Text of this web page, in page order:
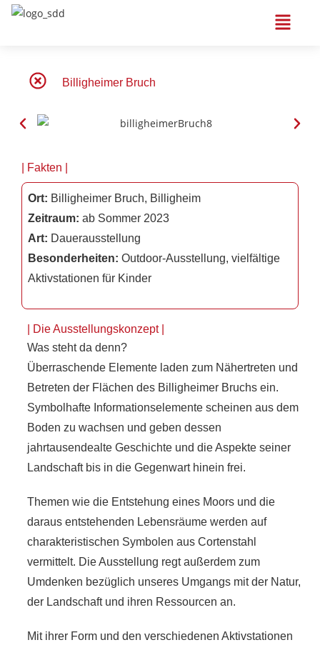
Billigheimer Bruch
| Fakten |
Ort: Billigheimer Bruch, Billigheim
Zeitraum:ab Sommer 2023
Art: Dauerausstellung
Besonderheiten: Outdoor-Ausstellung, vielfältige
Aktivstationen für Kinder
| Die Ausstellungskonzept |
Was steht da denn?
Überraschende Elemente laden zum Nähertreten und
Betreten der Flächen des Billigheimer Bruchs ein.
Symbolhafte Informationselemente scheinen aus dem
Boden zu wachsen und geben dessen
jahrtausendealte Geschichte und die Aspekte seiner
Landschaft bis in die Gegenwart hinein frei.
Themen wie die Entstehung eines Moors und die
daraus entstehenden Lebensräume werden auf
charakteristischen Symbolen aus Cortenstahl
vermittelt. Die Ausstellung regt außerdem zum
Umdenken bezüglich unseres Umgangs mit der Natur,
der Landschaft und ihren Ressourcen an.
Mit ihrer Form und den verschiedenen Aktivstationen